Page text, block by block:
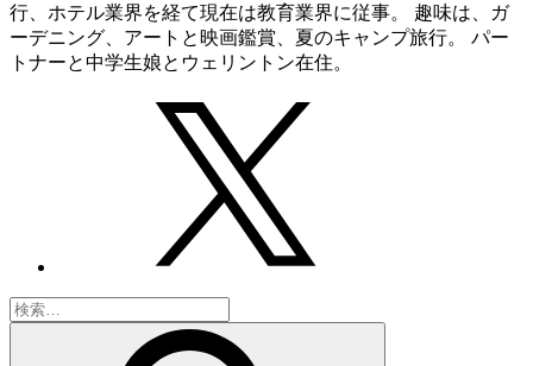
行、ホテル業界を経て現在は教育業界に従事。 趣味は、ガ
ーデニング、アートと映画鑑賞、夏のキャンプ旅行。 パー
トナーと中学生娘とウェリントン在住。
検
索: